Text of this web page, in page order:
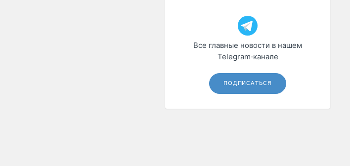
Все главные новости в нашем
Telegram‑канале
ПОДПИСАТЬСЯ